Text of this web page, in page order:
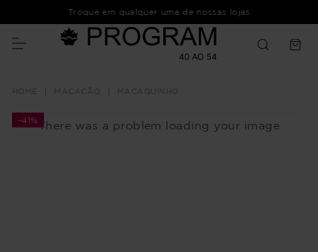
Troque em qualquer uma de nossas lojas
MACACÃO MACAQUINHO
There was a problem loading your image
-41%